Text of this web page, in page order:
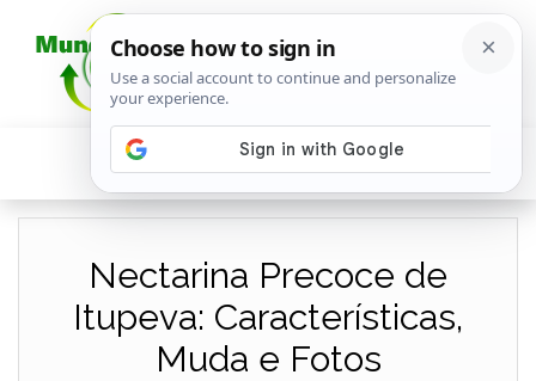
Nectarina Precoce de
Itupeva: Características,
Muda e Fotos